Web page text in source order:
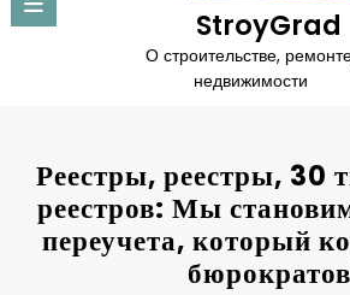
StroyGrad
О строительстве,
недвижимости
Реестры, реестры, 30
реестров: Мы
переучета, который
бюрократов